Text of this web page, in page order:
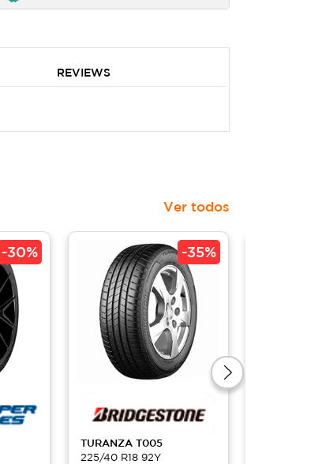
REVIEWS
Ver todos
-30% -35%
TURANZA T005
225/40 R18 92Y